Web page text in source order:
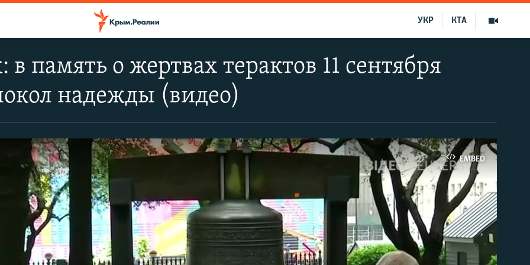
КТА
УКР
память о жертвах терактов 11 сентября
надежды (видео)
EMBED